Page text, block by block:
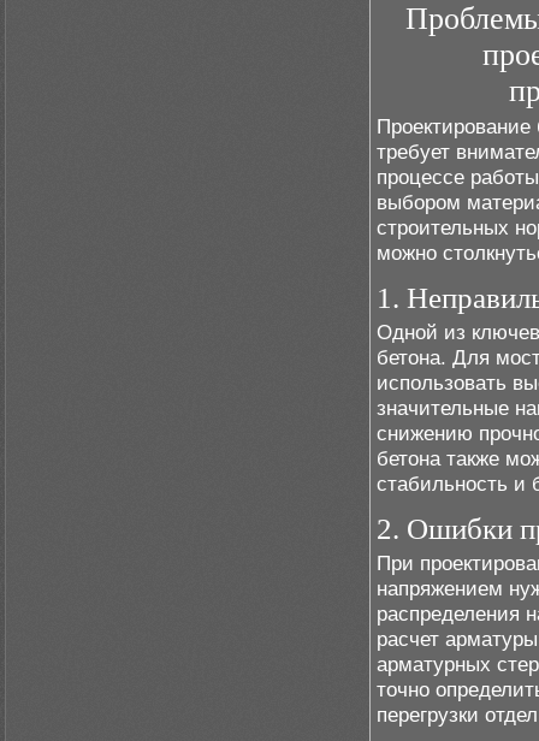
требует
процессе
выбором
строительных
можно
1.
Одной из
бетона. Для
использовать
значительные
снижению
бетона также
стабильность и
2. Ошибки
При
напряжением
распределения
расчет
арматурных
точно
перегрузки